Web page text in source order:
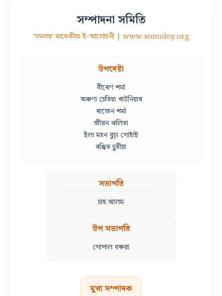
সম্পাদনা সমিতি
'সমলয়' মাহেকীয়া ই-আলোচনী | www.somoloy.org
উপদেষ্টা
বীৰেণ শৰ্মা
অৰুণা চেতিয়া খাটনিয়াৰ
ৰাজেন শৰ্মা
জীৱন কলিতা
ইলা মহন বুঢ়া গোহাঁই
ৰঞ্জিত চুতীয়া
সভাপতি
চাহ আলম
উপ সভাপতি
গোপাল বৰুৱা
মুখ্য সম্পাদক